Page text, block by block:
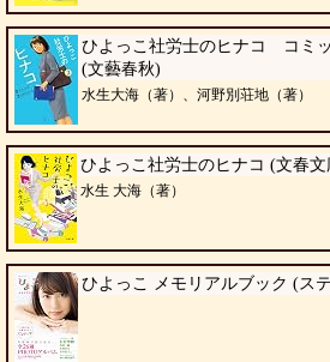
ひよっこ社労士のヒナコ コミ
(文藝春秋)
水生大海（著）、河野別荘地（著）
ひよっこ社労士のヒナコ (文春文
水生 大海（著）
ひよっこ メモリアルブック (ス